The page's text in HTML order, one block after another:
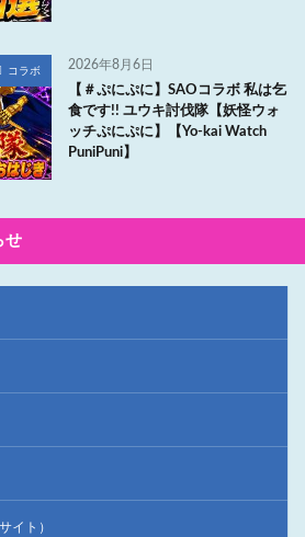
コラボ 2026年8月6日
【＃ぷにぷに】SAOコラボ 私は乞
食です!! ユウキ討伐隊【妖怪ウォ
ッチぷにぷに】【Yo-kai Watch
PuniPuni】
せ
イト）